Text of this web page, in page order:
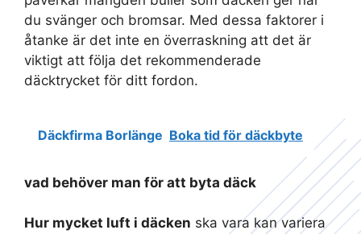
du svänger och bromsar. Med dessa faktorer i
åtanke är det inte en överraskning att det är
viktigt att följa det rekommenderade
däcktrycket för ditt fordon.
Däckfirma Borlänge Boka tid för däckbyte
vad behöver man för att byta däck
Hur mycket luft i däcken ska vara kan variera